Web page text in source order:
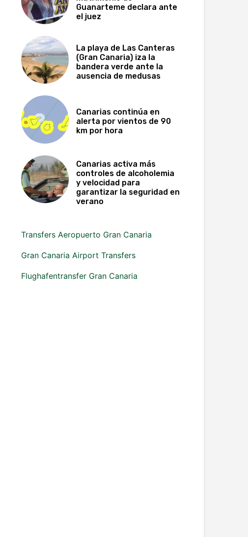
Guanarteme declara ante
el juez
La playa de Las Canteras
(Gran Canaria) iza la
bandera verde ante la
ausencia de medusas
Canarias continúa en
alerta por vientos de 90
km por hora
Canarias activa más
controles de alcoholemia
y velocidad para
garantizar la seguridad en
verano
Transfers Aeropuerto Gran Canaria
Gran Canaria Airport Transfers
Flughafentransfer Gran Canaria